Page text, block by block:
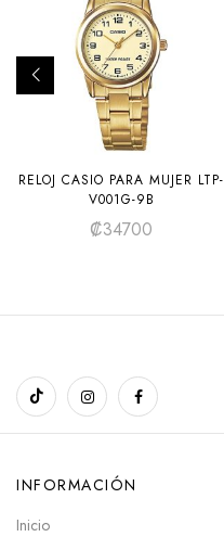
RELOJ CASIO PARA MUJER LTP-
V001G-9B
₡34700
INFORMACIÓN
Inicio